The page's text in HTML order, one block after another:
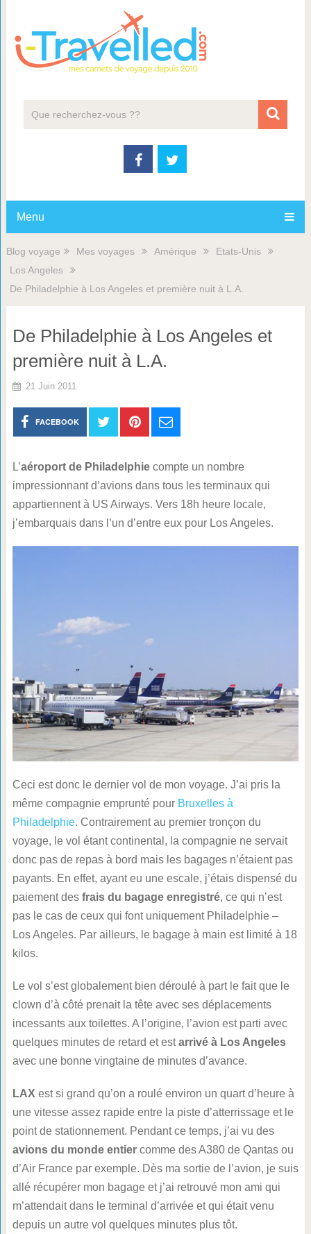
Menu
Blog voyage Mes voyages Amérique
Etats-Unis
Los Angeles
De Philadelphie à Los Angeles et première nuit à L.A.
De Philadelphie à Los Angeles et
première nuit à L.A.
21 Juin 2011
FACEBOOK
L’aéroport de Philadelphiecompte un nombre
impressionnant d’avions dans tous les terminaux qui
appartiennent à US Airways. Vers 18h heure locale,
j’embarquais dans l’un d’entre eux pour Los Angeles.
Ceci est donc le dernier vol de mon voyage. J’ai pris la
même compagnie emprunté pour Bruxelles à
Philadelphie. Contrairement au premier tronçon du
voyage, le vol étant continental, la compagnie ne servait
donc pas de repas à bord mais les bagages n’étaient pas
payants. En effet, ayant eu une escale, j’étais dispensé du
paiement des frais du bagage enregistré, ce qui n’est
pas le cas de ceux qui font uniquement Philadelphie –
Los Angeles. Par ailleurs, le bagage à main est limité à 18
kilos.
Le vol s’est globalement bien déroulé à part le fait que le
clown d’à côté prenait la tête avec ses déplacements
incessants aux toilettes. A l’origine, l’avion est parti avec
quelques minutes de retard et estarrivé à Los Angeles
avec une bonne vingtaine de minutes d’avance.
LAX est si grand qu’on a roulé environ un quart d’heure à
une vitesse assez rapide entre la piste d’atterrissage et le
point de stationnement. Pendant ce temps, j’ai vu des
avions du monde entiercomme des A380 de Qantas ou
d’Air France par exemple. Dès ma sortie de l’avion, je suis
allé récupérer mon bagage et j’ai retrouvé mon ami qui
m’attendait dans le terminal d’arrivée et qui était venu
depuis un autre vol quelques minutes plus tôt.